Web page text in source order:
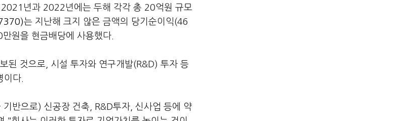
년과 2022년에는 두해 각각 총 20억원 규모
는 지난해 크지 않은 금액의 당기순이익(46
원을 현금배당에 사용했다.
된 것으로, 시설 투자와 연구개발(R&D) 투자 등
다.
반으로) 신공장 건축, R&D투자, 신사업 등에 약